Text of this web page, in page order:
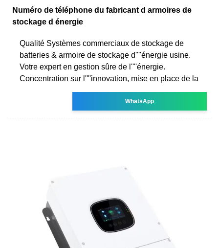
Numéro de téléphone du fabricant d armoires de
stockage d énergie
Qualité Systèmes commerciaux de stockage de
batteries & armoire de stockage d''''énergie usine.
Votre expert en gestion sûre de l''''énergie.
Concentration sur l''''innovation, mise en place de la
WhatsApp